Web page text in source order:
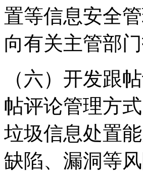
置等信息安全
向有关主管部门
（六）开发跟
帖评论管理方
垃圾信息处置
缺陷、漏洞等